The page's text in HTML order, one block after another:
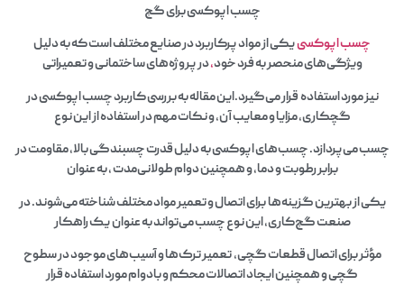
چسب اپوکسی برای گچ
چسب اپوکسییکی از مواد پرکاربرد در صنایع مختلف است که به دلیل
ویژگی‌های منحصر به فرد خود،در پروژه‌های ساختمانی و تعمیراتی
نیز مورد استفاده قرار می‌گیرد.این مقاله به بررسی کاربرد چسب اپوکسی در
گچکاری، مزایا و معایب آن، و نکات مهم در استفاده از این نوع
چسب می‌پردازد. چسب‌های اپوکسی به دلیل قدرت چسبندگی بالا، مقاومت در
برابر رطوبت و دما، و همچنین دوام طولانی‌مدت ، به عنوان
یکی از بهترین گزینه‌ها برای اتصال و تعمیر مواد مختلف شناخته می‌شوند. در
صنعت گچ‌کاری، این نوع چسب می‌تواند به عنوان یک راهکار
مؤثر برای اتصال قطعات گچی، تعمیر ترک‌ها و آسیب‌های موجود در سطوح
گچی و همچنین ایجاد اتصالات محکم و بادوام مورد استفاده قرار